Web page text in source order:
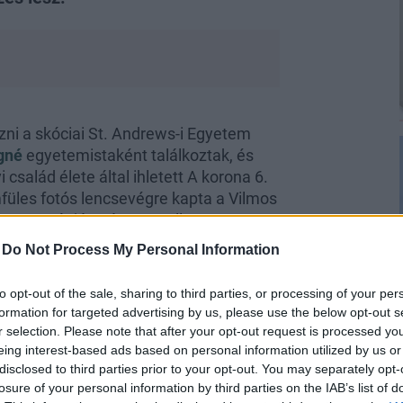
Do Not Process My Personal Information
opt-out of the sale, sharing to third parties, or processing of your
for targeted advertising by us, please use the below opt-out
selection. Please note that after your opt-out request is processed
interest-based ads based on personal information utilized by us
to third parties prior to your opt-out. You may separately
of your personal information by third parties on the IAB’s list of
a skóciai St. Andrews-i Egyetem
egyetemistaként találkoztak, és
élete által ihletett A korona 6.
fotós lencsevégre kapta a Vilmos
játszó Meg Bellamy
jött Vilmos